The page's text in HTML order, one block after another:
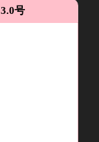
3.0号